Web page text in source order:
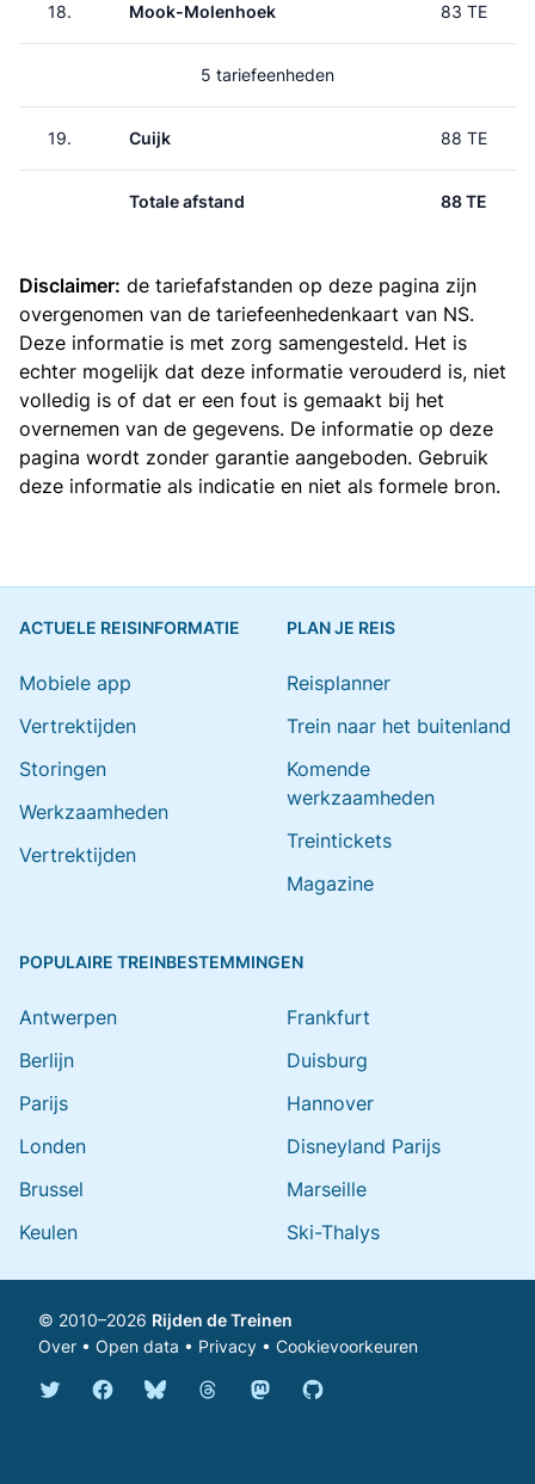
18. Mook-Molenhoek 83 TE
5 tariefeenheden
19. Cuijk 88 TE
Totale afstand 88 TE
Disclaimer: de tariefafstanden op deze pagina zijn
overgenomen van de tariefeenhedenkaart van NS.
Deze informatie is met zorg samengesteld. Het is
echter mogelijk dat deze informatie verouderd is, niet
volledig is of dat er een fout is gemaakt bij het
overnemen van de gegevens. De informatie op deze
pagina wordt zonder garantie aangeboden. Gebruik
deze informatie als indicatie en niet als formele bron.
ACTUELE REISINFORMATIE
Mobiele app
Vertrektijden
Storingen
Werkzaamheden
Vertrektijden
PLAN JE REIS
Reisplanner
Trein naar het buitenland
Komende
werkzaamheden
Treintickets
Magazine
POPULAIRE TREINBESTEMMINGEN
Antwerpen
Berlijn
Parijs
Londen
Brussel
Keulen
Frankfurt
Duisburg
Hannover
Disneyland Parijs
Marseille
Ski-Thalys
© 2010–2026 Rijden de Treinen
Over • Open data • Privacy • Cookievoorkeuren